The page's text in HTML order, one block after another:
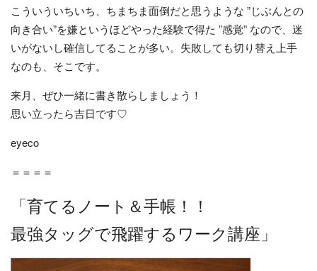
こういういちいち、ちまちま面倒だと思うような ”じぶんとの
向き合い”を嫌というほどやった経験で得た ”感覚” なので、迷
いがないし確信してることが多い。失敗しても切り替え上手
なのも、そこです。
来月、ぜひ一緒に書き散らしましょう！
思い立ったら吉日です♡
eyeco
＝＝＝＝
「育てるノート＆手帳！！
最強タッグで飛躍するワーク講座」